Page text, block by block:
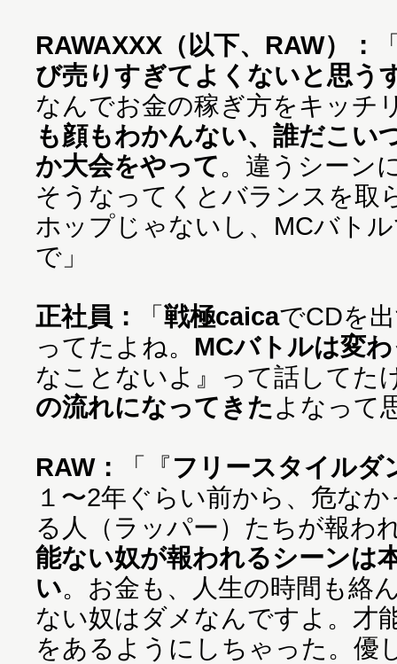
RAWAXXX（以下、RAW）：
び売りすぎてよくないと思う
なんでお金の稼ぎ方をキッチ
も顔もわかんない、誰だこい
か大会をやって。違うシーン
そうなってくとバランスを取
ホップじゃないし、MCバト
で」
正社員： 「戦極caicaでCDを
ってたよね。 MCバトルは変
なことないよ』って話してた
の流れになってきたよなって
RAW： 「『フリースタイルダ
１〜2年ぐらい前から、危な
る人（ラッパー）たちが報わ
能ない奴が報われるシーンは
い。お金も、人生の時間も絡
ない奴はダメなんですよ。才
をあるようにしちゃった。優